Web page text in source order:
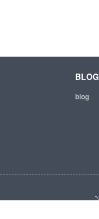
BLOG
blog